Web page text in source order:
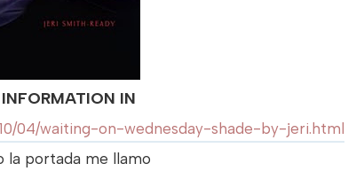
IN
04/waiting-on-wednesday-shade-by-jeri.html
la portada me llamo